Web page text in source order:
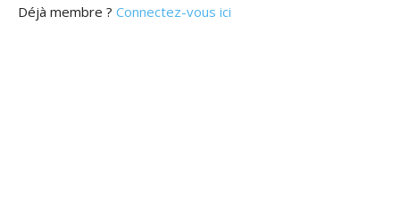
Déjà membre ? Connectez-vous ici